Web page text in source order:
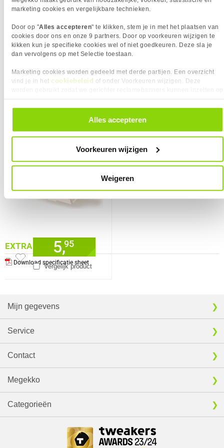
marketing cookies en vergelijkbare technieken.
Door op "Alles accepteren" te klikken, stem je in met het plaatsen van
cookies door ons en onze 9 partners. Door op voorkeuren wijzigen te
kikken kun je specifieke cookies wel of niet goedkeuren. Deze sla je
dan vervolgens op met Selectie toestaan.
Marketing cookies worden gedeeld met derde partijen. Een overzicht
vind je in het cookiebeleid of onder Voorkeuren wijzigen. Deze
alle cookies. Je kunt je gegeven toestemming altijd intrekken, dit doe je
door in de footer van onze website te klikken op ‘Cookievoorkeuren’
Alles accepteren
Voorkeuren wijzigen
Weigeren
Garantie
60 maanden
❮
❮
Kabel lengte
0.5 m
Kabelmantel
LSZH
Kleurnummer
RAL 1015
Max. werktemperatuur
60 C
Min. werktemperatuur
20 C
Steekcycli
750
IB3600
Artikelnr
146605
EXTRA INFORMATIE
Download specificatie sheet
Vergelijk product
3,95
Vergelijk product
3,95
patchkabel snagless met RJ45
Vergelijk product
5,95
Mijn gegevens
Service
Contact
Megekko
Categorieën